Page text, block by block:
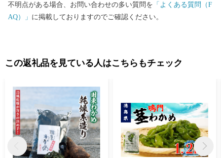
不明点がある場合、お問い合わせの多い質問を 「よくある質問（F
AQ）」 に掲載しておりますのでご確認ください。
この返礼品を見ている人はこちらもチェック